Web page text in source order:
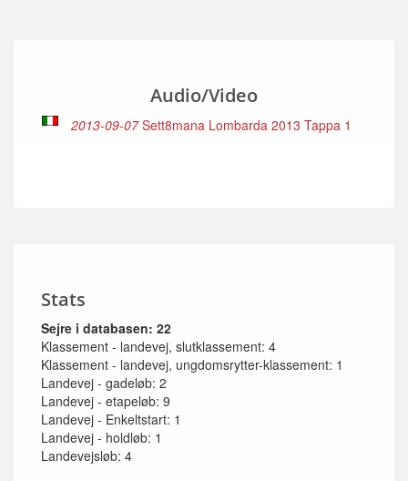
Audio/Video
2013-09-07Sett8mana Lombarda 2013 Tappa 1
Stats
Sejre i databasen: 22
Klassement - landevej, slutklassement: 4
Klassement - landevej, ungdomsrytter-klassement: 1
Landevej - gadeløb: 2
Landevej - etapeløb: 9
Landevej - Enkeltstart: 1
Landevej - holdløb: 1
Landevejsløb: 4